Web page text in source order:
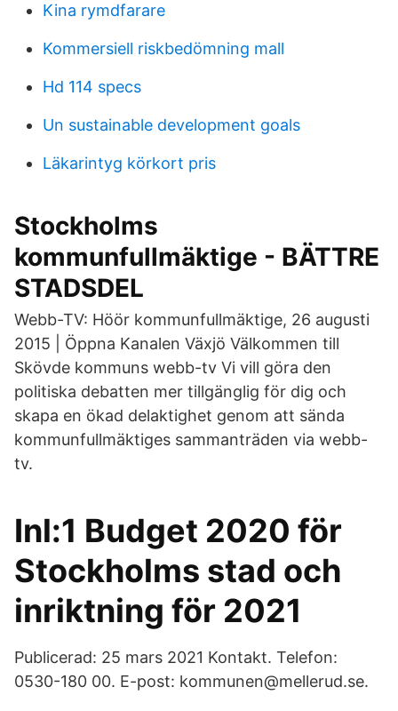
Kina rymdfarare
Kommersiell riskbedömning mall
Hd 114 specs
Un sustainable development goals
Läkarintyg körkort pris
Stockholms
kommunfullmäktige - BÄTTRE
STADSDEL
Webb-TV: Höör kommunfullmäktige, 26 augusti
2015 | Öppna Kanalen Växjö Välkommen till
Skövde kommuns webb-tv Vi vill göra den
politiska debatten mer tillgänglig för dig och
skapa en ökad delaktighet genom att sända
kommunfullmäktiges sammanträden via webb-
tv.
Inl:1 Budget 2020 för
Stockholms stad och
inriktning för 2021
Publicerad: 25 mars 2021 Kontakt. Telefon:
0530-180 00. E-post: kommunen@mellerud.se.